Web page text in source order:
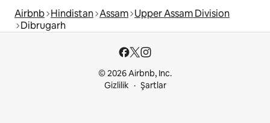
Airbnb Hindistan Assam Upper Assam Division
Dibrugarh
© 2026 Airbnb, Inc.
Gizlilik
Şartlar